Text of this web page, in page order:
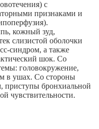
с
признаками и
кожный зуд,
слизистой оболочки
синдром, а также
шок. Со
головокружение,
в ушах. Со стороны
приступы бронхиальной
чувствительности.